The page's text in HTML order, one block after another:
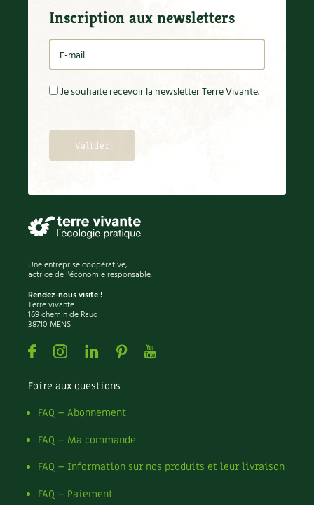
Parasite
Partenariat
Participatif
Patate douce
Pelouse
Permaculture
Pesticides
Petits pois
Piment
Pissenlit
Pizza
Plantes
Plantes d'extérieur
Plantes d'intérieur
Plantes médicinales
Plantes sauvages
Plants
Plastique
Poireau
Pollinisation
Pollution
Pomme
Inscription aux newsletters
Je souhaite recevoir la newsletter Terre Vivante.
Une entreprise coopérative,
actrice de l'économie responsable.
Rendez-nous visite !
Terre vivante
169 chemin de Raud
38710 MENS
FacebookInstagramLinkedin
PinterestYoutube
Foire aux questions
FAQ – Abonnement
FAQ – Ma commande
FAQ – Information sur nos produits et leur livraison
FAQ – Paiement